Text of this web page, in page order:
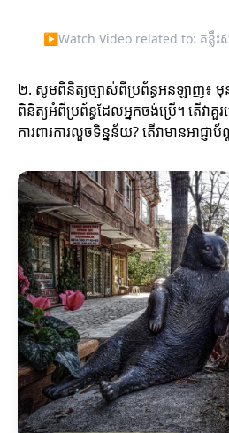
▶Watch Video related to: គន្លឹះស
២. សូមពិនិត្យច្បាស់ពីប្រព័ន្ធអនឡាញ៖ មុន
ពិនិត្យអំពីប្រព័ន្ធដែលអ្នកចង់ប្រើ។ តើវា
ការពារការលួចទិន្នន័យ? តើវាមានអាជ្ញា